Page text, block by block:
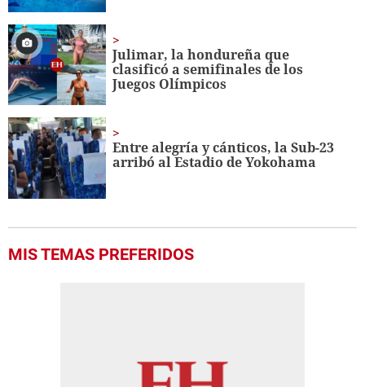
Julimar, la hondureña que
clasificó a semifinales de los
Juegos Olímpicos
Entre alegría y cánticos, la Sub-23
arribó al Estadio de Yokohama
MIS TEMAS PREFERIDOS